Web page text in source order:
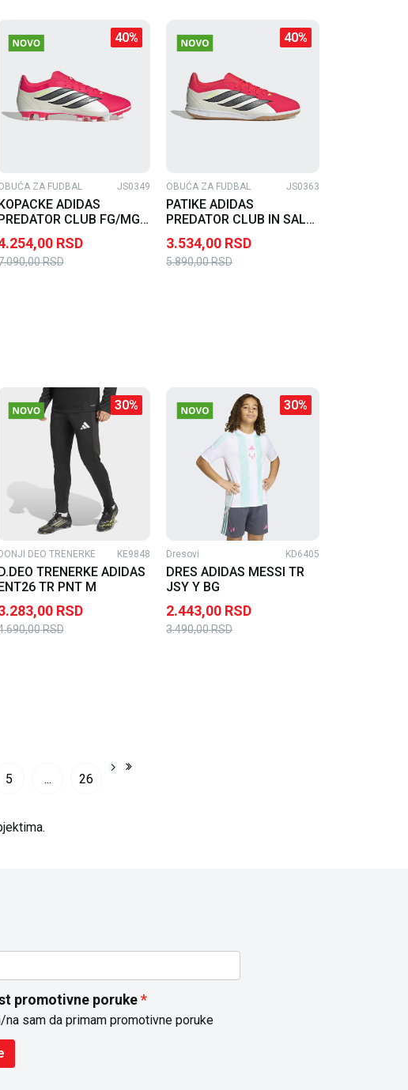
40%
ZA FUDBAL JS0349
ADIDAS
CLUB FG/MG
M
RSD
RSD
40%
OBUĆA ZA FUDBAL JS0363
PATIKE ADIDAS
PREDATOR CLUB IN SALA
J BG
3.534,00 RSD
5.890,00RSD
30%
DEO TRENERKE KE9848
TRENERKE ADIDAS
TR PNT M
RSD
RSD
30%
Dresovi KD6405
DRES ADIDAS MESSI TR
JSY Y BG
2.443,00 RSD
3.490,00RSD
5 ... 26
promotivne poruke
na sam da primam promotivne poruke